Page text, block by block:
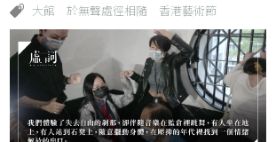
大館 於無聲處徑相隨 香港藝術節